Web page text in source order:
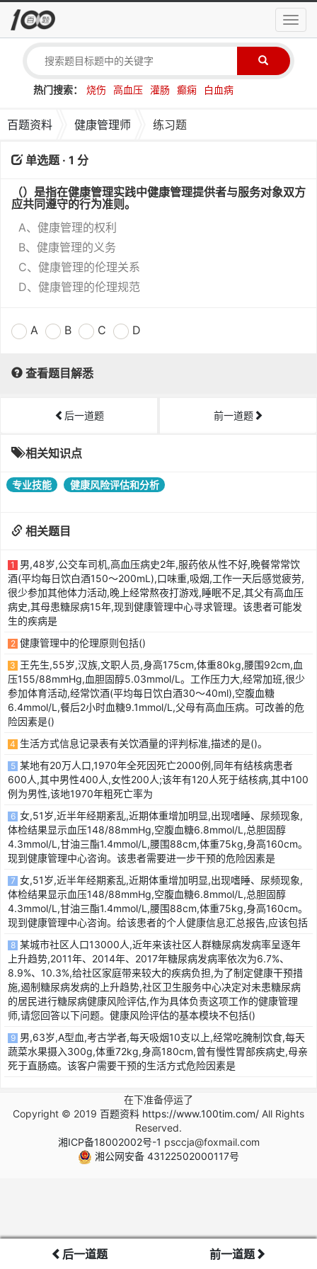
导
航
热门搜索： 烧伤 高血压 灌肠 癫痫 白血病
百题资料 健康管理师 练习题
单选题 · 1 分
（）是指在健康管理实践中健康管理提供者与服务对象双方
应共同遵守的行为准则。
A、健康管理的权利
B、健康管理的义务
C、健康管理的伦理关系
D、健康管理的伦理规范
A B C D
查看题目解悉
后一道题 前一道题
相关知识点
专业技能 健康风险评估和分析
相关题目
1
男,48岁,公交车司机,高血压病史2年,服药依从性不好,晚餐常常饮
酒(平均每日饮白酒150～200mL),口味重,吸烟,工作一天后感觉疲劳,
很少参加其他体力活动,晚上经常熬夜打游戏,睡眠不足,其父有高血压
病史,其母患糖尿病15年,现到健康管理中心寻求管理。该患者可能发
生的疾病是
2 健康管理中的伦理原则包括()
3 王先生,55岁,汉族,文职人员,身高175cm,体重80kg,腰围92cm,血
压155/88mmHg,血胆固醇5.03mmol/L。工作压力大,经常加班,很少
参加体育活动,经常饮酒(平均每日饮白酒30～40ml),空腹血糖
6.4mmol/L,餐后2小时血糖9.1mmol/L,父母有高血压病。可改善的危
险因素是()
4 生活方式信息记录表有关饮酒量的评判标准,描述的是()。
5 某地有20万人口,1970年全死因死亡2000例,同年有结核病患者
600人,其中男性400人,女性200人;该年有120人死于结核病,其中100
例为男性,该地1970年粗死亡率为
6 女,51岁,近半年经期紊乱,近期体重增加明显,出现嗜睡、尿频现象,
体检结果显示血压148/88mmHg,空腹血糖6.8mmol/L,总胆固醇
4.3mmol/L,甘油三酯1.4mmol/L,腰围88cm,体重75kg,身高160cm。
现到健康管理中心咨询。该患者需要进一步干预的危险因素是
7 女,51岁,近半年经期紊乱,近期体重增加明显,出现嗜睡、尿频现象,
体检结果显示血压148/88mmHg,空腹血糖6.8mmol/L,总胆固醇
4.3mmol/L,甘油三酯1.4mmol/L,腰围88cm,体重75kg,身高160cm。
现到健康管理中心咨询。给该患者的个人健康信息汇总报告,应该包括
8 某城市社区人口13000人,近年来该社区人群糖尿病发病率呈逐年
上升趋势,2011年、2014年、2017年糖尿病发病率依次为6.7%、
8.9%、10.3%,给社区家庭带来较大的疾病负担,为了制定健康干预措
施,遏制糖尿病发病的上升趋势,社区卫生服务中心决定对未患糖尿病
的居民进行糖尿病健康风险评估,作为具体负责这项工作的健康管理
师,请您回答以下问题。健康风险评估的基本模块不包括()
9 男,63岁,A型血,考古学者,每天吸烟10支以上,经常吃腌制饮食,每天
蔬菜水果摄入300g,体重72kg,身高180cm,曾有慢性胃部疾病史,母亲
死于直肠癌。该客户需要干预的生活方式危险因素是
后一道题 前一道题
在下准备停运了
Copyright © 2019 百题资料 https://www.100tim.com/ All Rights
Reserved.
湘ICP备18002002号-1 psccja@foxmail.com
湘公网安备 43122502000117号